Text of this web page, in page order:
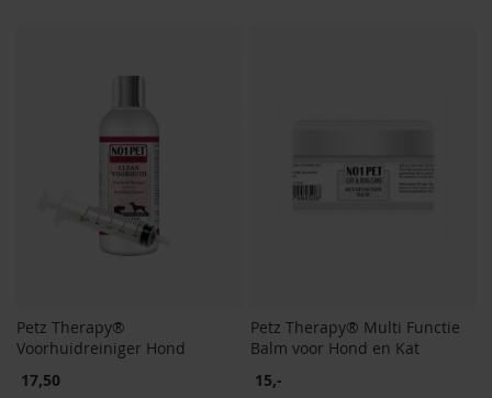
Petz Therapy®
Voorhuidreiniger Hond
17,50
Petz Therapy® Multi Functie
Balm voor Hond en Kat
15,-